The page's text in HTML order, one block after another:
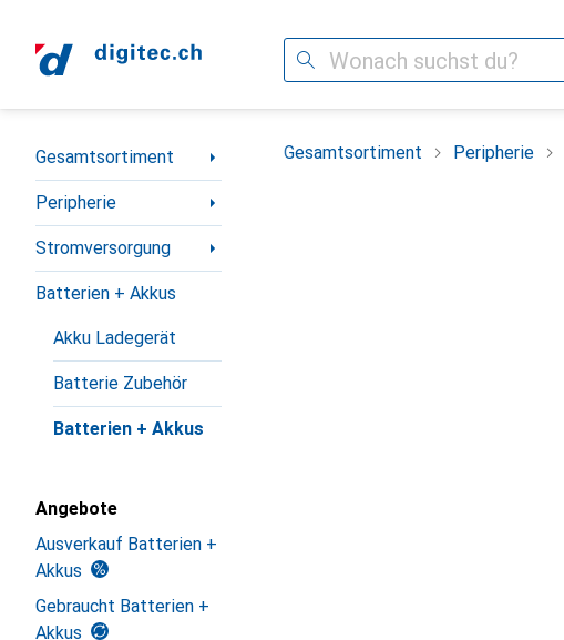
Suche
Navigation nach Kategorien
Gesamtsortiment
Peripherie
Stromversorgung
Batterien + Akkus
Akku Ladegerät
Batterie Zubehör
Batterien + Akkus
Angebote
Ausverkauf Batterien +
Akkus
Gebraucht Batterien +
Akkus
Gesamtsortiment Peripherie